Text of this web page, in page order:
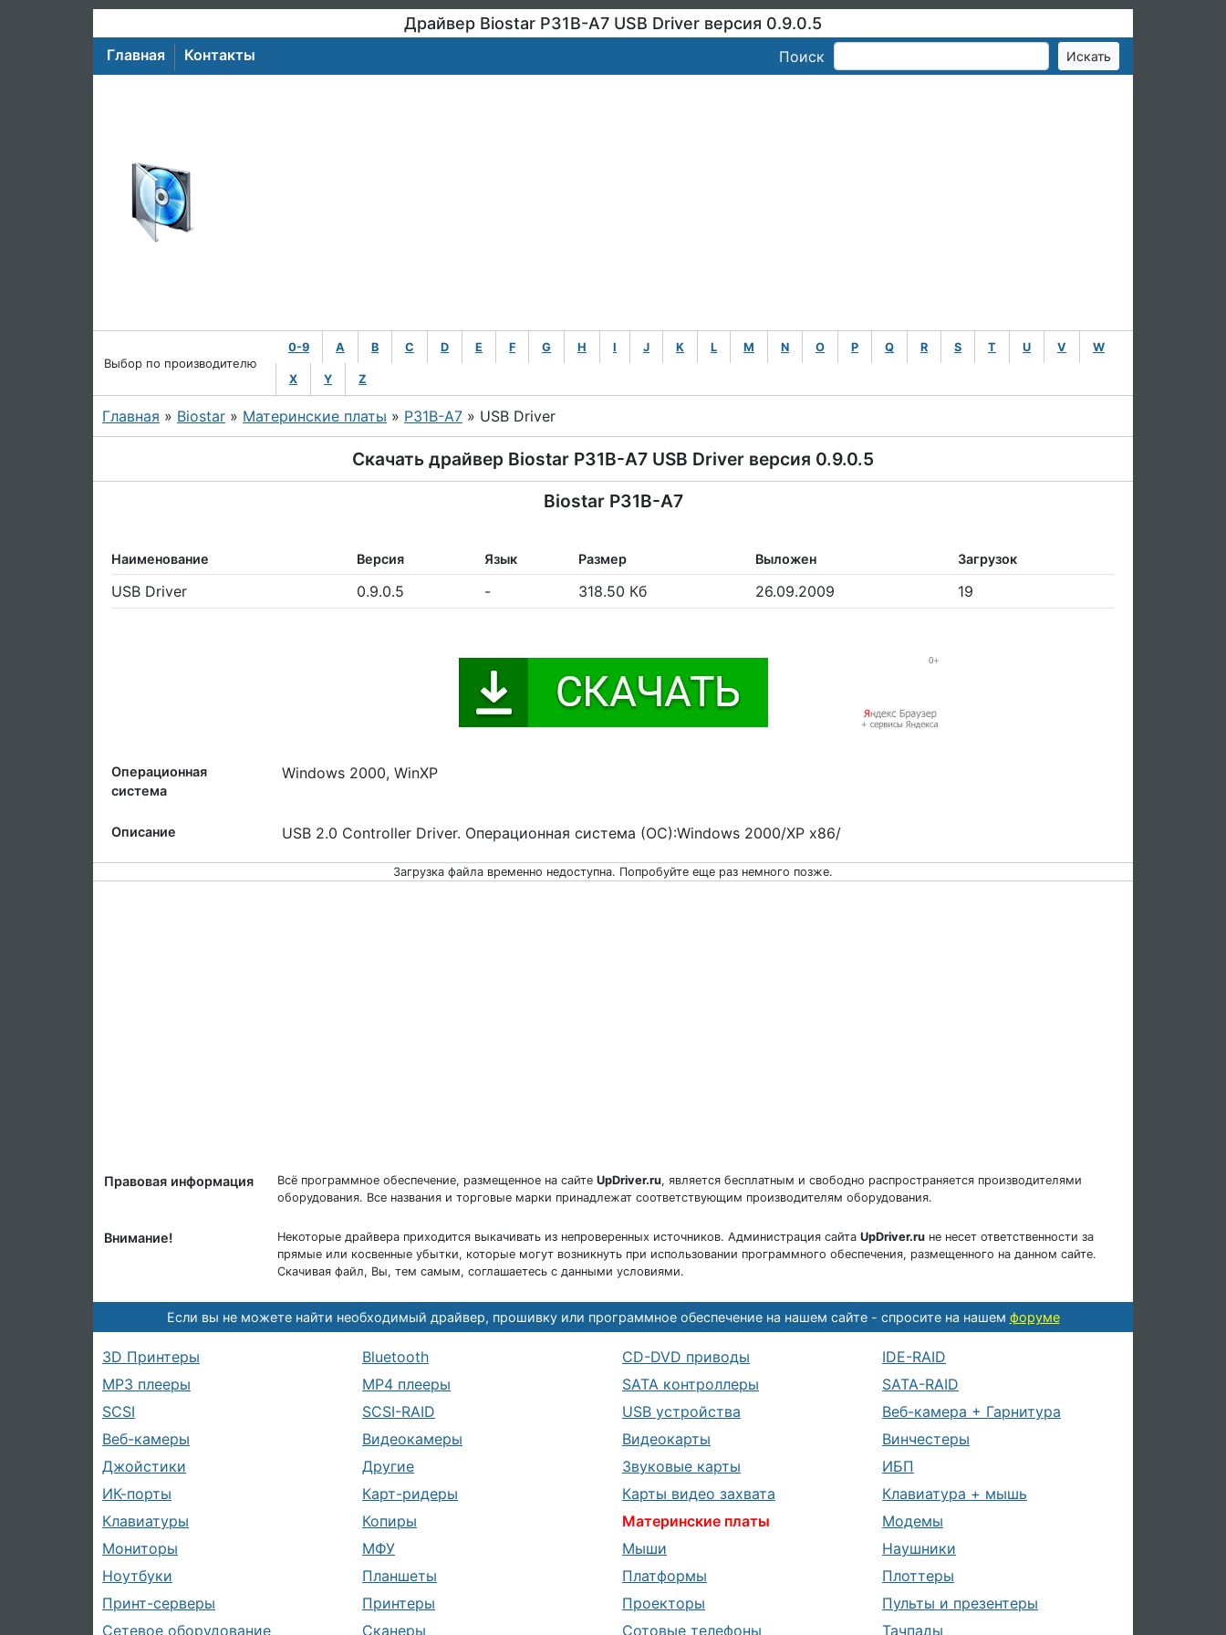
Драйвер Biostar P31B-A7 USB Driver версия 0.9.0.5
Главная Контакты Поиск
Выбор по производителю
0-9 A B C D E F G H I J K L M N O P Q R S T U V W
X Y Z
Главная » Biostar » Материнские платы » P31B-A7 » USB Driver
Скачать драйвер Biostar P31B-A7 USB Driver версия 0.9.0.5
Biostar P31B-A7
Наименование Версия Язык Размер Выложен Загрузок
USB Driver 0.9.0.5 - 318.50 Кб 26.09.2009 19
Операционная
система
Windows 2000, WinXP
Описание USB 2.0 Controller Driver. Операционная система (ОС):Windows 2000/XP x86/
Загрузка файла временно недоступна. Попробуйте еще раз немного позже.
Правовая информация Всё программное обеспечение, размещенное на сайте UpDriver.ru, является бесплатным и свободно распространяется производителями
оборудования. Все названия и торговые марки принадлежат соответствующим производителям оборудования.
Внимание! Некоторые драйвера приходится выкачивать из непроверенных источников. Администрация сайта UpDriver.ru не несет ответственности за
прямые или косвенные убытки, которые могут возникнуть при использовании программного обеспечения, размещенного на данном сайте.
Скачивая файл, Вы, тем самым, соглашаетесь с данными условиями.
Если вы не можете найти необходимый драйвер, прошивку или программное обеспечение на нашем сайте - спросите на нашем форуме
3D Принтеры Bluetooth CD-DVD приводы
IDE-RAID
MP3 плееры
MP4 плееры SATA контроллеры
SATA-RAID
SCSI
SCSI-RAID USB устройства
Веб-камера + Гарнитура
Веб-камеры
Видеокамеры Видеокарты
Винчестеры
Джойстики
Другие Звуковые карты
ИБП
ИК-порты
Карт-ридеры Карты видео захвата
Клавиатура + мышь
Клавиатуры
Копиры Материнские платы
Модемы
Мониторы
МФУ Мыши
Наушники
Ноутбуки
Планшеты Платформы
Плоттеры
Принт-серверы
Принтеры Проекторы
Пульты и презентеры
Сетевое оборудование
Сканеры Сотовые телефоны Тачпады